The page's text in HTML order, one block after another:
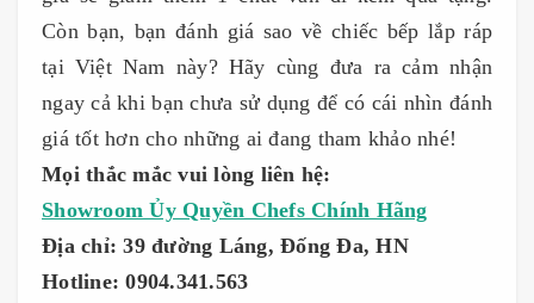
Còn bạn, bạn đánh giá sao về chiếc bếp lắp ráp
tại Việt Nam này? Hãy cùng đưa ra cảm nhận
ngay cả khi bạn chưa sử dụng để có cái nhìn đánh
giá tốt hơn cho những ai đang tham khảo nhé!
Mọi thắc mắc vui lòng liên hệ:
Showroom Ủy Quyền Chefs Chính Hãng
Địa chỉ: 39 đường Láng, Đống Đa, HN
Hotline: 0904.341.563